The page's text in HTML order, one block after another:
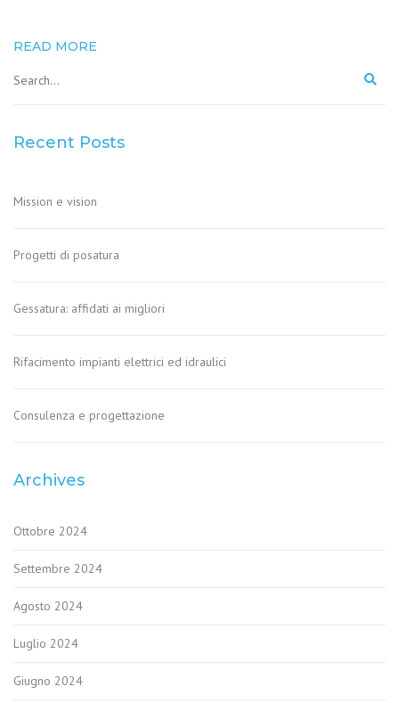
READ MORE
Recent Posts
Mission e vision
Progetti di posatura
Gessatura: affidati ai migliori
Rifacimento impianti elettrici ed idraulici
Consulenza e progettazione
Archives
Ottobre 2024
Settembre 2024
Agosto 2024
Luglio 2024
Giugno 2024